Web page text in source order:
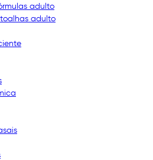
adulto
toalhas adulto